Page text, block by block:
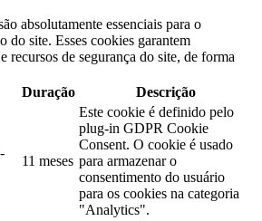
absolutamente essenciais para o
do site. Esses cookies garantem
recursos de segurança do site, de forma
Duração Descrição
11 meses
Este cookie é definido pelo
plug-in GDPR Cookie
Consent. O cookie é usado
para armazenar o
consentimento do usuário
para os cookies na categoria
"Analytics".